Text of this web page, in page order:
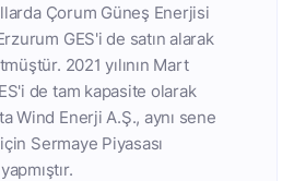
Çorum Güneş Enerjisi
GES'i de satın alarak
2021 yılının Mart
de tam kapasite olarak
Wind Enerji A.Ş., aynı sene
Sermaye Piyasası